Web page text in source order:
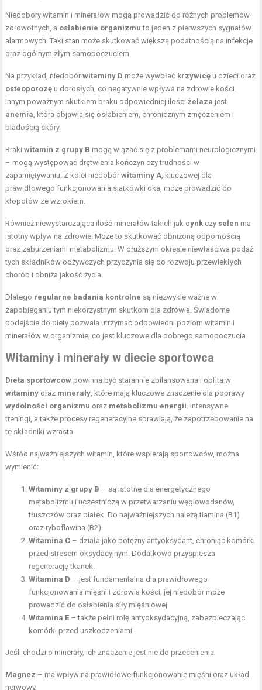
Niedobory witamin i minerałów mogą prowadzić do różnych problemów
zdrowotnych, a osłabienie organizmu to jeden z pierwszych sygnałów
alarmowych. Taki stan może skutkować większą podatnością na infekcje
oraz ogólnym złym samopoczuciem.
Na przykład, niedobórwitaminy D może wywołać krzywicę u dzieci oraz
osteoporozę u dorosłych, co negatywnie wpływa na zdrowie kości.
Innym poważnym skutkiem braku odpowiedniej ilościżelaza jest
anemia, która objawia się osłabieniem, chronicznym zmęczeniem i
bladością skóry.
Brakiwitamin z grupy B mogą wiązać się z problemami neurologicznymi
– mogą występować drętwienia kończyn czy trudności w
zapamiętywaniu. Z kolei niedobórwitaminy A, kluczowej dla
prawidłowego funkcjonowania siatkówki oka, może prowadzić do
kłopotów ze wzrokiem.
Również niewystarczająca ilość minerałów takich jak cynk czy selen ma
istotny wpływ na zdrowie. Może to skutkować obniżoną odpornością
oraz zaburzeniami metabolizmu. W dłuższym okresie niewłaściwa podaż
tych składników odżywczych przyczynia się do rozwoju przewlekłych
chorób i obniża jakość życia.
Dlatego regularne badania kontrolne są niezwykle ważne w
zapobieganiu tym niekorzystnym skutkom dla zdrowia. Świadome
podejście do diety pozwala utrzymać odpowiedni poziom witamin i
minerałów w organizmie, co jest kluczowe dla dobrego samopoczucia.
Witaminy i minerały w diecie sportowca
Dieta sportowców powinna być starannie zbilansowana i obfita w
witaminy oraz minerały, które mają kluczowe znaczenie dla poprawy
wydolności organizmu oraz metabolizmu energii. Intensywne
treningi, a także procesy regeneracyjne sprawiają, że zapotrzebowanie na
te składniki wzrasta.
Wśród najważniejszych witamin, które wspierają sportowców, można
wymienić:
Witaminy z grupy B – są istotne dla energetycznego
metabolizmu i uczestniczą w przetwarzaniu węglowodanów,
tłuszczów oraz białek. Do najważniejszych należą tiamina (B1)
oraz ryboflawina (B2).
Witamina C – działa jako potężny antyoksydant, chroniąc komórki
przed stresem oksydacyjnym. Dodatkowo przyspiesza
regenerację tkanek.
Witamina D – jest fundamentalna dla prawidłowego
funkcjonowania mięśni i zdrowia kości; jej niedobór może
prowadzić do osłabienia siły mięśniowej.
Witamina E – także pełni rolę antyoksydacyjną, zabezpieczając
komórki przed uszkodzeniami.
Jeśli chodzi o minerały, ich znaczenie jest nie do przecenienia:
Magnez – ma wpływ na prawidłowe funkcjonowanie mięśni oraz układ
nerwowy,